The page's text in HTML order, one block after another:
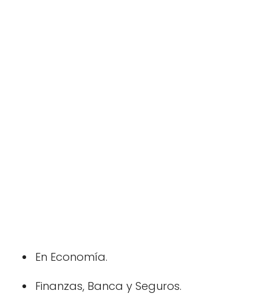
En Economía.
Finanzas, Banca y Seguros.